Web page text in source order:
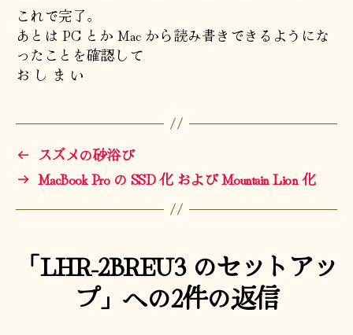
これで完了。
あとは PC とか Mac から読み書きできるようにな
ったことを確認して
お し ま い
← スズメの砂浴び
→ MacBook Pro の SSD 化 および Mountain Lion 化
「LHR-2BREU3 のセットアッ
プ」への2件の返信